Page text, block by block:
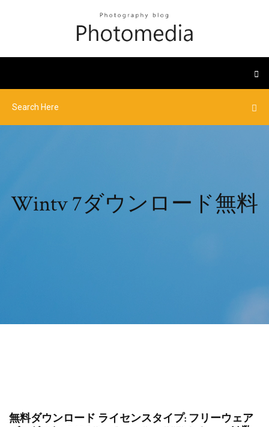
Wintv 7ダウンロード無料
無料ダウンロード ライセンスタイプ: フリーウェア